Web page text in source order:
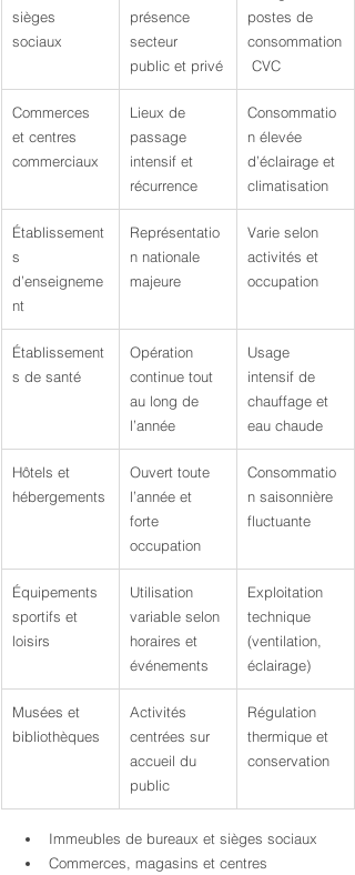
sièges
sociaux
présence
secteur
public et privé
postes de
consommation
CVC
Commerces
et centres
commerciaux
Lieux de
passage
intensif et
récurrence
Consommatio
n élevée
d’éclairage et
climatisation
Établissement
s
d’enseigneme
nt
Représentatio
n nationale
majeure
Varie selon
activités et
occupation
Établissement
s de santé
Opération
continue tout
au long de
l’année
Usage
intensif de
chauffage et
eau chaude
Hôtels et
hébergements
Ouvert toute
l’année et
forte
occupation
Consommatio
n saisonnière
fluctuante
Équipements
sportifs et
loisirs
Utilisation
variable selon
horaires et
événements
Exploitation
technique
(ventilation,
éclairage)
Musées et
bibliothèques
Activités
centrées sur
accueil du
public
Régulation
thermique et
conservation
Immeubles de bureaux et sièges sociaux
Commerces, magasins et centres